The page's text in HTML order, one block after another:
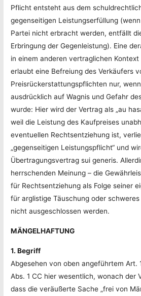
Pflicht entsteht aus dem
gegenseitigen Leistungserfüllung
Partei nicht erbracht werden, entfällt
Erbringung der Gegenleistung). Eine
in einem anderen vertraglichen
erlaubt eine Befreiung des Verkäufers
Preisrückerstattungspflichten nur,
ausdrücklich auf Wagnis und Gefahr
wurde: Hier wird der Vertrag als „au
weil die Leistung des Kaufpreises
eventuellen Rechtsentziehung ist,
„gegenseitigen Leistungspflicht“ und
Übertragungsvertrag sui generis.
herrschenden Meinung – die
für Rechtsentziehung als Folge seiner
für arglistige Täuschung oder
nicht ausgeschlossen werden.
MÄNGELHAFTUNG
1. Begriff
Abgesehen von oben angeführtem Art.
Abs. 1 CC hier wesentlich, wonach der
dass die veräußerte Sache „frei von